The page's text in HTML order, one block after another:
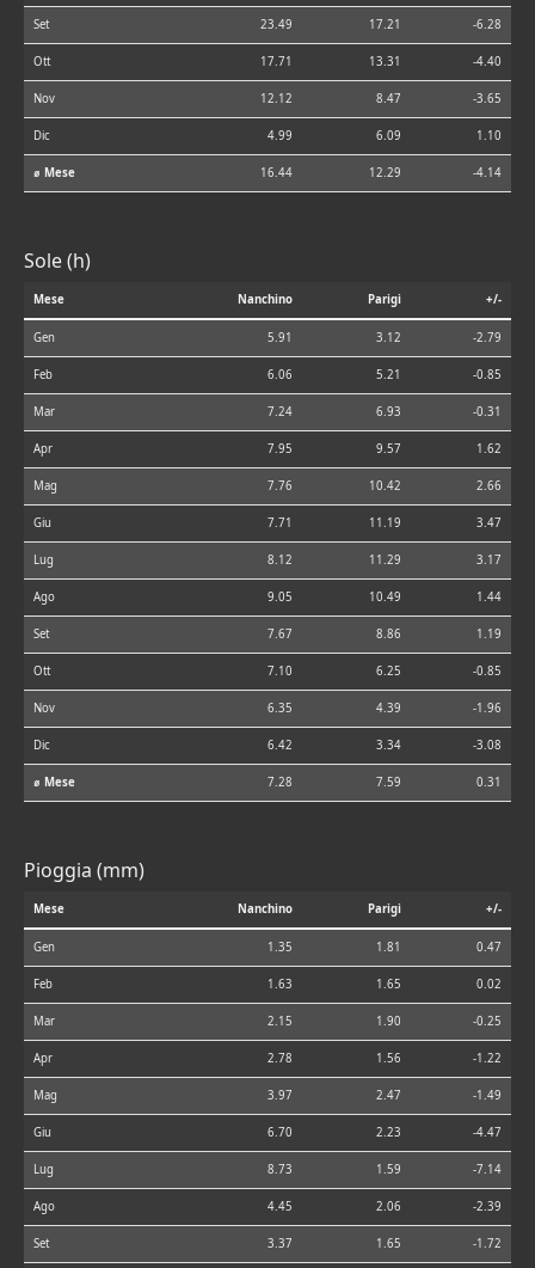
Set 23.49 17.21 -6.28
Ott 17.71 13.31 -4.40
Nov 12.12 8.47 -3.65
Dic 4.99 6.09 1.10
⌀ Mese 16.44 12.29 -4.14
Sole (h)
Mese Nanchino Parigi +/-
Gen 5.91 3.12 -2.79
Feb 6.06 5.21 -0.85
Mar 7.24 6.93 -0.31
Apr 7.95 9.57 1.62
Mag 7.76 10.42 2.66
Giu 7.71 11.19 3.47
Lug 8.12 11.29 3.17
Ago 9.05 10.49 1.44
Set 7.67 8.86 1.19
Ott 7.10 6.25 -0.85
Nov 6.35 4.39 -1.96
Dic 6.42 3.34 -3.08
⌀ Mese 7.28 7.59 0.31
Pioggia (mm)
Mese Nanchino Parigi +/-
Gen 1.35 1.81 0.47
Feb 1.63 1.65 0.02
Mar 2.15 1.90 -0.25
Apr 2.78 1.56 -1.22
Mag 3.97 2.47 -1.49
Giu 6.70 2.23 -4.47
Lug 8.73 1.59 -7.14
Ago 4.45 2.06 -2.39
Set 3.37 1.65 -1.72